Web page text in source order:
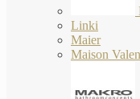
Linki
Maier
Maison